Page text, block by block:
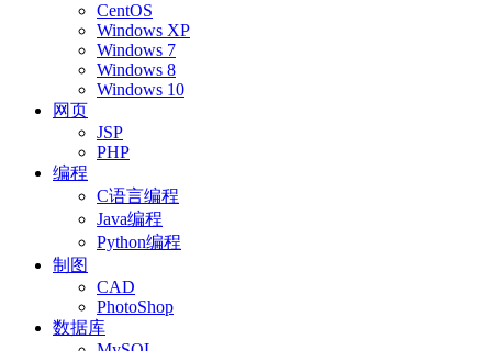
CentOS
Windows XP
Windows 7
Windows 8
Windows 10
网页
JSP
PHP
编程
C语言编程
Java编程
Python编程
制图
CAD
PhotoShop
数据库